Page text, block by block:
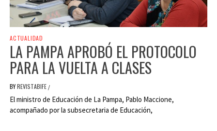
ACTUALIDAD
LA PAMPA APROBÓ EL PROTOCOLO
PARA LA VUELTA A CLASES
BYREVISTABIFE /
El ministro de Educación de La Pampa, Pablo Maccione,
acompañado por la subsecretaria de Educación,